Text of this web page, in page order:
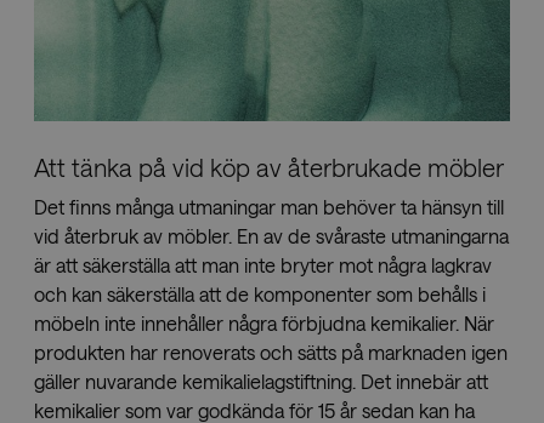
Återförsäljare
Press
Att tänka på vid köp av återbrukade möbler
Det finns många utmaningar man behöver ta hänsyn till
vid återbruk av möbler. En av de svåraste utmaningarna
är att säkerställa att man inte bryter mot några lagkrav
och kan säkerställa att de komponenter som behålls i
möbeln inte innehåller några förbjudna kemikalier. När
produkten har renoverats och sätts på marknaden igen
gäller nuvarande kemikalielagstiftning. Det innebär att
kemikalier som var godkända för 15 år sedan kan ha